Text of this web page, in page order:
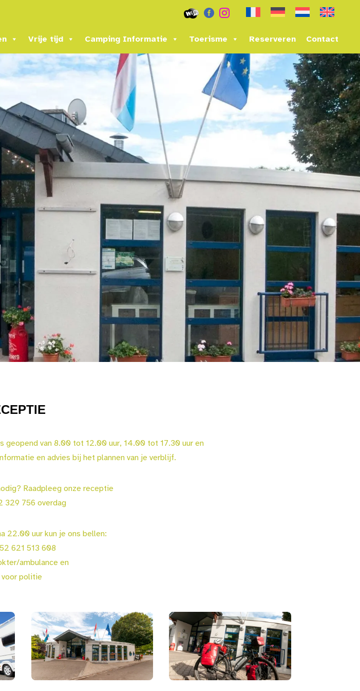
 
Vrije tijd Camping Informatie Toerisme Reserveren Contact
geopend van 8.00 tot 12.00 uur, 14.00 tot 17.30 uur en
en advies bij het plannen van je verblijf.
Raadpleeg onze receptie
329 756 overdag
22.00 uur kun je ons bellen:
621 513 608
ambulance en
voor politie